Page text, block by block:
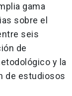
gama
sobre el
seis
de
y la
de estudiosos